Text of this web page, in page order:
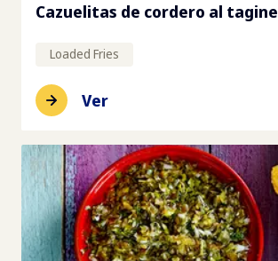
Cazuelitas de cordero al tagine
Loaded Fries
Ver